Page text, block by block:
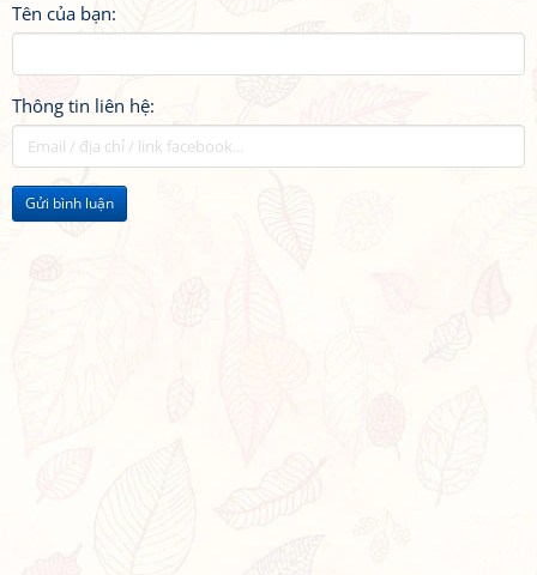
Tên của bạn:
Thông tin liên hệ:
Gửi bình luận